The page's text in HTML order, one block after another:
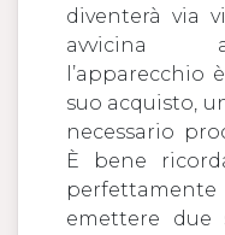
diventerà via
avvicina
l’apparecchio
suo acquisto,
necessario
È bene
emettere due